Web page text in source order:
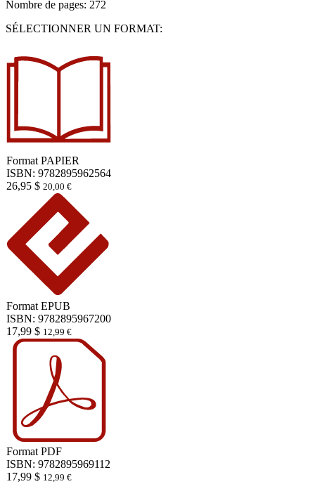
Nombre de pages: 272
SÉLECTIONNER UN FORMAT:
Format PAPIER
ISBN: 9782895962564
26,95 $ 20,00 €
Format EPUB
ISBN: 9782895967200
17,99 $ 12,99 €
Format PDF
ISBN: 9782895969112
17,99 $ 12,99 €